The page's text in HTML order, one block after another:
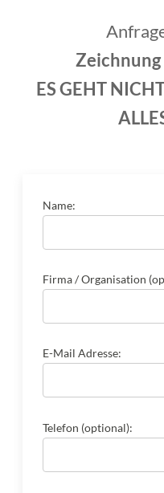
ES GEHT
Name:
Firma / Organisation
E-Mail Adresse:
Telefon (optional):